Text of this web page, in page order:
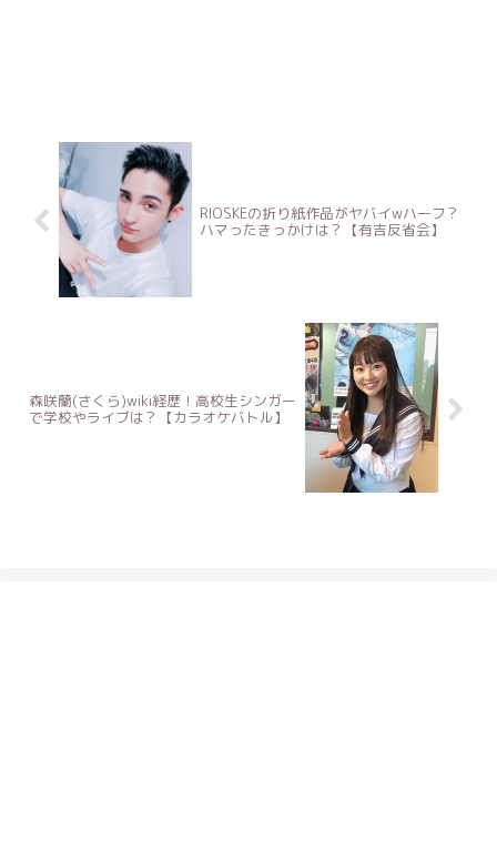
RIOSKEの折り紙作品がヤバイwハーフ？
ハマったきっかけは？【有吉反省会】
森咲蘭(さくら)wiki経歴！高校生シンガー
で学校やライブは？【カラオケバトル】